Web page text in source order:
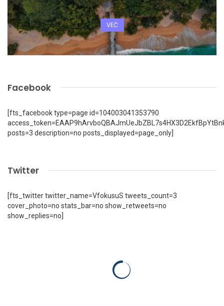
VEČ
Facebook
[fts_facebook type=page id=104003041353790
posts=3 description=no posts_displayed=page_only]
Twitter
[fts_twitter twitter_name=VfokusuS tweets_count=3
cover_photo=no stats_bar=no show_retweets=no
show_replies=no]